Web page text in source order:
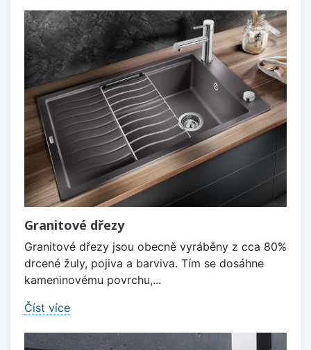
Granitové dřezy
Granitové dřezy jsou obecně vyráběny z cca 80%
drcené žuly, pojiva a barviva. Tím se dosáhne
kameninovému povrchu,...
Číst více